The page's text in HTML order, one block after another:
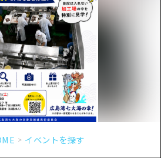
め
ト・祭り
酒
リング
ピング
コース一覧
Hiroshima 公式ガイド
しもトラベル
しい非日常
周辺
・体験
ト・体験一覧
周辺
情報
イベントを探す